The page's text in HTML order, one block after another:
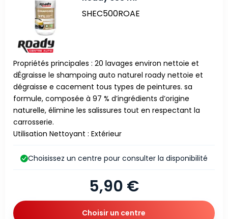
SHEC500ROAE
Propriétés principales : 20 lavages environ nettoie et
dÉgraisse le shampoing auto naturel roady nettoie et
dégraisse e cacement tous types de peintures. sa
formule, composée à 97 % d’ingrédients d’origine
naturelle, élimine les salissures tout en respectant la
carrosserie.
Utilisation Nettoyant : Extérieur
5,90 €
Choisissez un centre pour consulter la disponibilité
Choisir un centre